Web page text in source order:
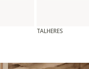
TALHERES